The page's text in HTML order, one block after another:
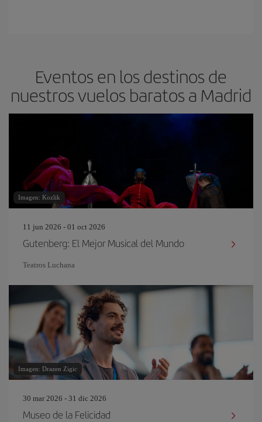
Eventos en los destinos de
nuestros vuelos baratos a Madrid
Imagen: Kozlik
11 jun 2026 - 01 oct 2026
Gutenberg: El Mejor Musical del Mundo
Teatros Luchana
Imagen: Drazen Zigic
30 mar 2026 - 31 dic 2026
Museo de la Felicidad